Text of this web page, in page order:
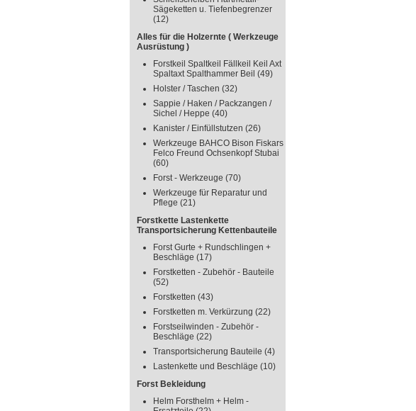
Sägeketten u. Tiefenbegrenzer
(12)
Alles für die Holzernte ( Werkzeuge
Ausrüstung )
Forstkeil Spaltkeil Fällkeil Keil Axt
Spaltaxt Spalthammer Beil (49)
Holster / Taschen (32)
Sappie / Haken / Packzangen /
Sichel / Heppe (40)
Kanister / Einfüllstutzen (26)
Werkzeuge BAHCO Bison Fiskars
Felco Freund Ochsenkopf Stubai
(60)
Forst - Werkzeuge (70)
Werkzeuge für Reparatur und
Pflege (21)
Forstkette Lastenkette
Transportsicherung Kettenbauteile
Forst Gurte + Rundschlingen +
Beschläge (17)
Forstketten - Zubehör - Bauteile
(52)
Forstketten (43)
Forstketten m. Verkürzung (22)
Forstseilwinden - Zubehör -
Beschläge (22)
Transportsicherung Bauteile (4)
Lastenkette und Beschläge (10)
Forst Bekleidung
Helm Forsthelm + Helm -